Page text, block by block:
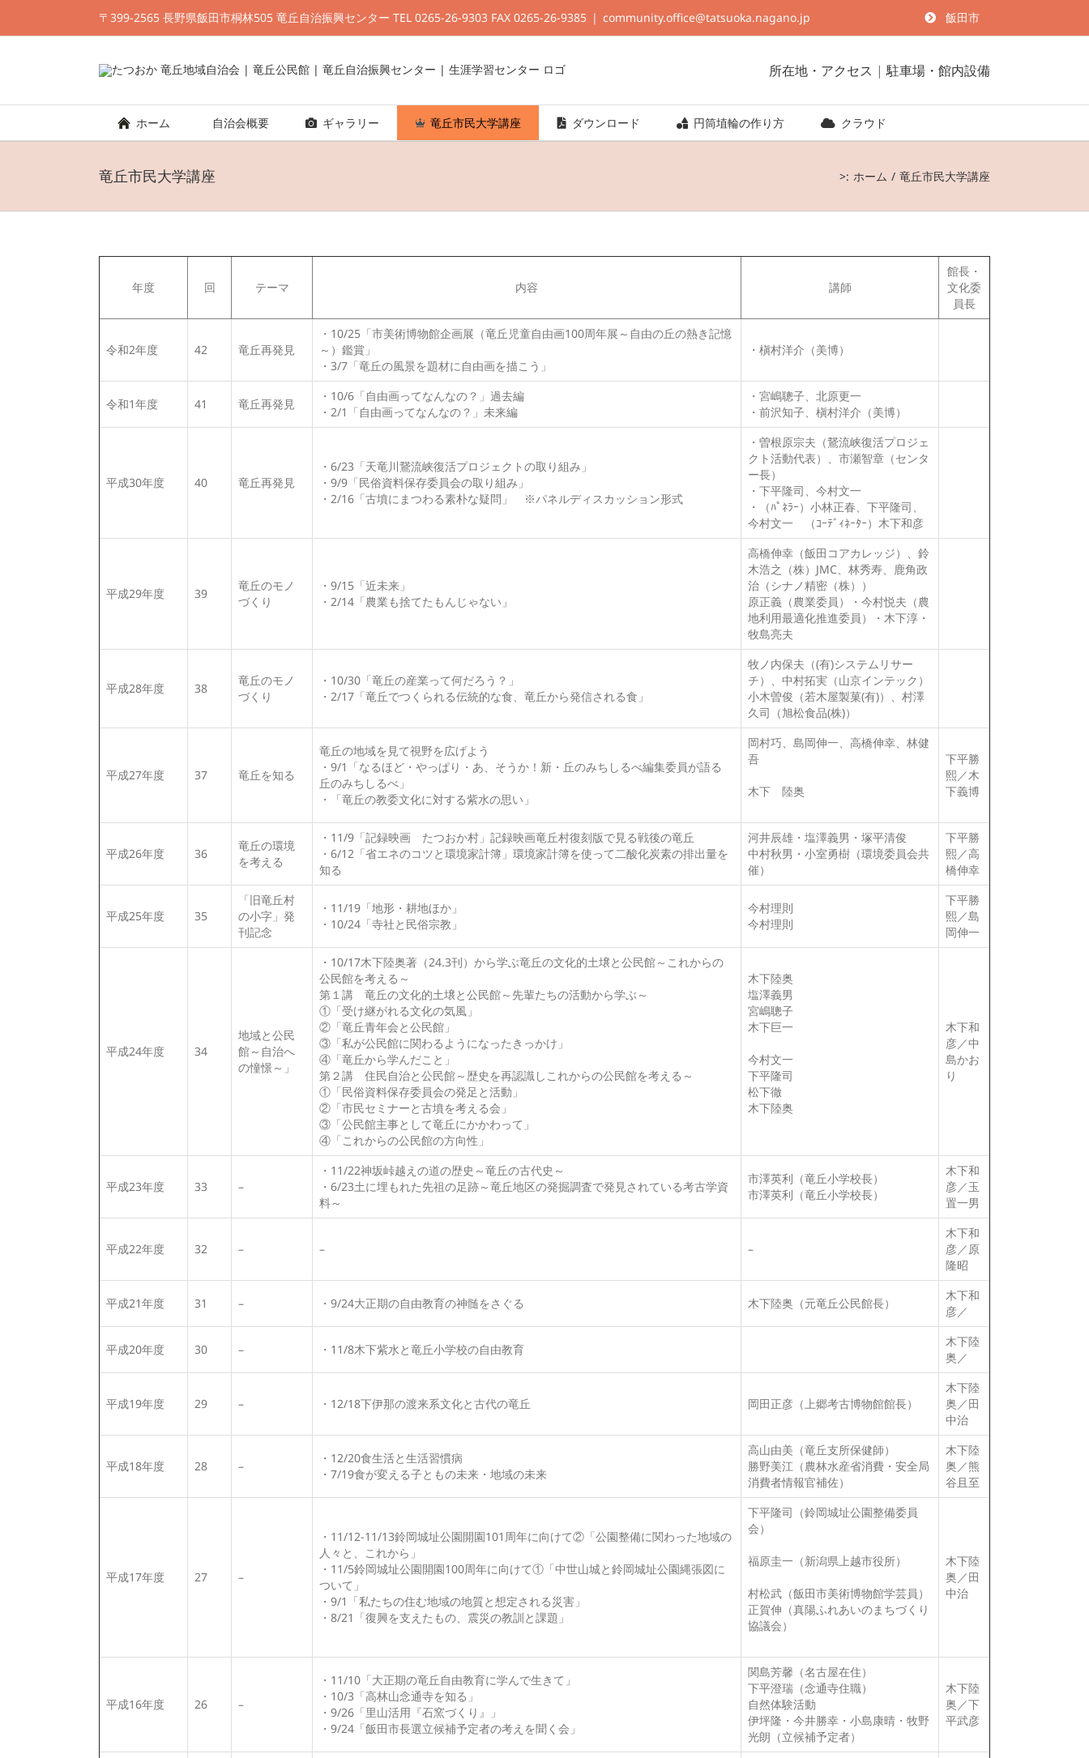
content
〒399-2565 長野県飯田市桐林505 竜丘自治振興センター TEL 0265-26-9303 FAX 0265-26-9385 | community.office@tatsuoka.nagano.jp 飯田市
所在地・アクセス |駐車場・館内設備
ホーム 自治会概要 ギャラリー 竜丘市民大学講座 ダウンロード 円筒埴輪の作り方 クラウド
竜丘市民大学講座 >: ホーム 竜丘市民大学講座
年度 回 テーマ 内容 講師
館長・
文化委
員長
令和2年度 42 竜丘再発見
・10/25「市美術博物館企画展（竜丘児童自由画100周年展～自由の丘の熱き記憶
～）鑑賞」
・3/7「竜丘の風景を題材に自由画を描こう」
・槇村洋介（美博）
令和1年度 41 竜丘再発見
・10/6「自由画ってなんなの？」過去編
・2/1「自由画ってなんなの？」未来編
・宮嶋聰子、北原更一
・前沢知子、槇村洋介（美博）
平成30年度 40 竜丘再発見
・6/23「天竜川鵞流峡復活プロジェクトの取り組み」
・9/9「民俗資料保存委員会の取り組み」
・2/16「古墳にまつわる素朴な疑問」 ※パネルディスカッション形式
・曽根原宗夫（鵞流峡復活プロジェ
クト活動代表）、市瀬智章（センタ
ー長）
・下平隆司、今村文一
・（ﾊﾟﾈﾗｰ）小林正春、下平隆司、
今村文一 （ｺｰﾃﾞｨﾈｰﾀｰ）木下和彦
平成29年度 39
竜丘のモノ
づくり
・9/15「近未来」
・2/14「農業も捨てたもんじゃない」
高橋伸幸（飯田コアカレッジ）、鈴
木浩之（株）JMC、林秀寿、鹿角政
治（シナノ精密（株））
原正義（農業委員）・今村悦夫（農
地利用最適化推進委員）・木下淳・
牧島亮夫
平成28年度 38
竜丘のモノ
づくり
・10/30「竜丘の産業って何だろう？」
・2/17「竜丘でつくられる伝統的な食、竜丘から発信される食」
牧ノ内保夫（(有)システムリサー
チ）、中村拓実（山京インテック）
小木曽俊（若木屋製菓(有)）、村澤
久司（旭松食品(株)）
平成27年度 37 竜丘を知る
竜丘の地域を見て視野を広げよう
・9/1「なるほど・やっぱり・あ、そうか！新・丘のみちしるべ編集委員が語る
丘のみちしるべ」
・「竜丘の教委文化に対する紫水の思い」
岡村巧、島岡伸一、高橋伸幸、林健
吾
木下 陸奥
下平勝
熙／木
下義博
平成26年度 36
竜丘の環境
を考える
・11/9「記録映画 たつおか村」記録映画竜丘村復刻版で見る戦後の竜丘
・6/12「省エネのコツと環境家計簿」環境家計簿を使って二酸化炭素の排出量を
知る
河井辰雄・塩澤義男・塚平清俊
中村秋男・小室勇樹（環境委員会共
催）
下平勝
熙／高
橋伸幸
平成25年度 35
「旧竜丘村
の小字」発
刊記念
・11/19「地形・耕地ほか」
・10/24「寺社と民俗宗教」
今村理則
今村理則
下平勝
熙／島
岡伸一
平成24年度 34
地域と公民
館～自治へ
の憧憬～」
・10/17木下陸奥著（24.3刊）から学ぶ竜丘の文化的土壌と公民館～これからの
公民館を考える～
第１講 竜丘の文化的土壌と公民館～先輩たちの活動から学ぶ～
①「受け継がれる文化の気風」
②「竜丘青年会と公民館」
③「私が公民館に関わるようになったきっかけ」
④「竜丘から学んだこと」
第２講 住民自治と公民館～歴史を再認識しこれからの公民館を考える～
①「民俗資料保存委員会の発足と活動」
②「市民セミナーと古墳を考える会」
③「公民館主事として竜丘にかかわって」
④「これからの公民館の方向性」
木下陸奥
塩澤義男
宮嶋聰子
木下巨一
今村文一
下平隆司
松下徹
木下陸奥
木下和
彦／中
島かお
り
平成23年度 33 –
・11/22神坂峠越えの道の歴史～竜丘の古代史～
・6/23土に埋もれた先祖の足跡～竜丘地区の発掘調査で発見されている考古学資
料～
市澤英利（竜丘小学校長）
市澤英利（竜丘小学校長）
木下和
彦／玉
置一男
平成22年度 32 – – –
木下和
彦／原
隆昭
平成21年度 31 – ・9/24大正期の自由教育の神髄をさぐる 木下陸奥（元竜丘公民館長）
木下和
彦／
平成20年度 30 – ・11/8木下紫水と竜丘小学校の自由教育
木下陸
奥／
平成19年度 29 – ・12/18下伊那の渡来系文化と古代の竜丘 岡田正彦（上郷考古博物館館長）
木下陸
奥／田
中治
平成18年度 28 –
・12/20食生活と生活習慣病
・7/19食が変える子ともの未来・地域の未来
高山由美（竜丘支所保健師）
勝野美江（農林水産省消費・安全局
消費者情報官補佐）
木下陸
奥／熊
谷且至
平成17年度 27 –
・11/12-11/13鈴岡城址公園開園101周年に向けて②「公園整備に関わった地域の
人々と、これから」
・11/5鈴岡城址公園開園100周年に向けて①「中世山城と鈴岡城址公園縄張図に
ついて」
・9/1「私たちの住む地域の地質と想定される災害」
・8/21「復興を支えたもの、震災の教訓と課題」
下平隆司（鈴岡城址公園整備委員
会）
福原圭一（新潟県上越市役所）
村松武（飯田市美術博物館学芸員）
正賀伸（真陽ふれあいのまちづくり
協議会）
木下陸
奥／田
中治
平成16年度 26 –
・11/10「大正期の竜丘自由教育に学んで生きて」
・10/3「高林山念通寺を知る」
・9/26「里山活用『石窯づくり』」
・9/24「飯田市長選立候補予定者の考えを聞く会」
関島芳馨（名古屋在住）
下平澄瑞（念通寺住職）
自然体験活動
伊坪隆・今井勝幸・小島康晴・牧野
光朗（立候補予定者）
木下陸
奥／下
平武彦